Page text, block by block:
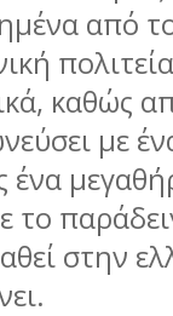
από
καθώς
µε
ένα
το
στην